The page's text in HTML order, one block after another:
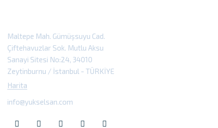
Maltepe Mah. Gümüşsuyu Cad.
Çiftehavuzlar Sok. Mutlu Aksu
Sanayi Sitesi No:24, 34010
Zeytinburnu / İstanbul - TÜRKİYE
Harita
info@yukselsan.com